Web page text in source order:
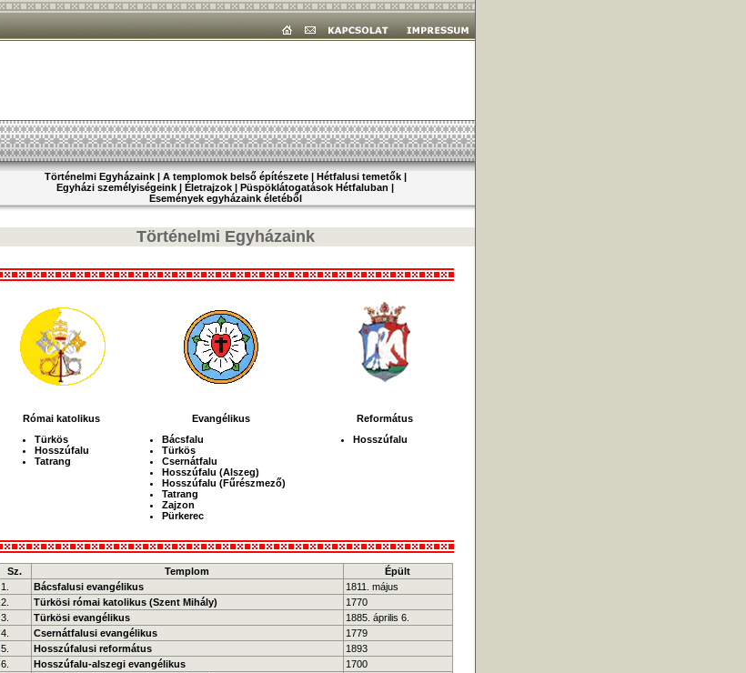
Történelmi Egyházaink| A templomok belső építészete | Hétfalusi temetők |
Egyházi személyiségeink | Életrajzok | Püspöklátogatások Hétfaluban |
Események egyházaink életéből
Történelmi Egyházaink
Római katolikus
Türkös
Hosszúfalu
Tatrang
Evangélikus
Bácsfalu
Türkös
Csernátfalu
Hosszúfalu (Alszeg)
Hosszúfalu (Fűrészmező)
Tatrang
Zajzon
Pürkerec
Református
Hosszúfalu
Sz. Templom
Épült
1.
Bácsfalusi evangélikus
1811. május
2.
Türkösi római katolikus (Szent Mihály)
1770
3.
Türkösi evangélikus
1885. április 6.
4.
Csernátfalusi evangélikus
1779
5.
Hosszúfalusi református
1893
6.
Hosszúfalu-alszegi evangélikus
1700